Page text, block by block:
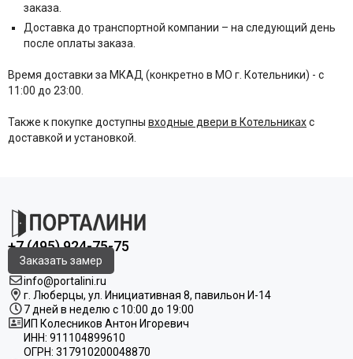
заказа.
Доставка до транспортной компании – на следующий день
после оплаты заказа.
Время доставки за МКАД (конкретно в МО г. Котельники) - с
11:00 до 23:00.
Также к покупке доступны входные двери в Котельникахс
доставкой и установкой.
+7 (495) 924-75-75
Заказать замер
info@portalini.ru
г. Люберцы, ул. Инициативная 8, павильон И-14
7 дней в неделю с 10:00 до 19:00
ИП Колесников Антон Игоревич
ИНН: 911104899610
ОГРН: 317910200048870